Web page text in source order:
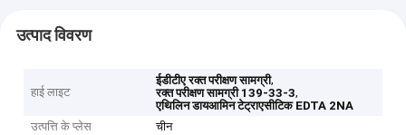
उत्पाद विवरण
हाई लाइट
ईडीटीए रक्त परीक्षण सामग्री,
रक्त परीक्षण सामग्री 139-33-3,
एथिलिन डायआमिन टेट्राएसीटिक EDTA 2NA
उत्पत्ति के प्लेस
चीन